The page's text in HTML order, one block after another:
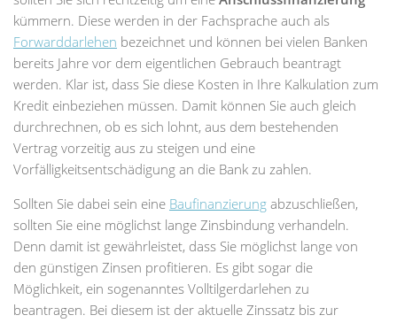
kümmern. Diese werden in der Fachsprache auch als
Forwarddarlehen bezeichnet und können bei vielen Banken
bereits Jahre vor dem eigentlichen Gebrauch beantragt
werden. Klar ist, dass Sie diese Kosten in Ihre Kalkulation zum
Kredit einbeziehen müssen. Damit können Sie auch gleich
durchrechnen, ob es sich lohnt, aus dem bestehenden
Vertrag vorzeitig aus zu steigen und eine
Vorfälligkeitsentschädigung an die Bank zu zahlen.
Sollten Sie dabei sein eine Baufinanzierung abzuschließen,
sollten Sie eine möglichst lange Zinsbindung verhandeln.
Denn damit ist gewährleistet, dass Sie möglichst lange von
den günstigen Zinsen profitieren. Es gibt sogar die
Möglichkeit, ein sogenanntes Volltilgerdarlehen zu
beantragen. Bei diesem ist der aktuelle Zinssatz bis zur